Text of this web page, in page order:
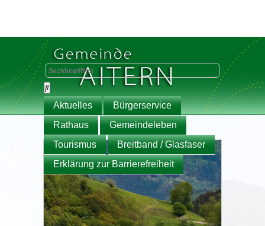
Aktuelles
Bürgerservice
Rathaus
Gemeindeleben
Tourismus
Breitband / Glasfaser
Erklärung zur Barrierefreiheit